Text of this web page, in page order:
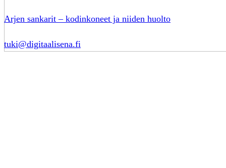
Arjen sankarit – kodinkoneet ja niiden huolto
tuki@digitaalisena.fi